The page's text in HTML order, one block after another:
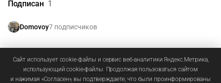
Подписан 1
Domovoy7 подписчиков
Зарегистрируйтесьиливойдите, чтобы добавлять
комментарии
Сайт использует cookie-файлы и сервис веб-аналитики Яндекс.Метрика,
использующий cookie-файлы. Продолжая пользоваться сайтом
и нажимая «Согласен», вы подтверждаете, что были проинформированы